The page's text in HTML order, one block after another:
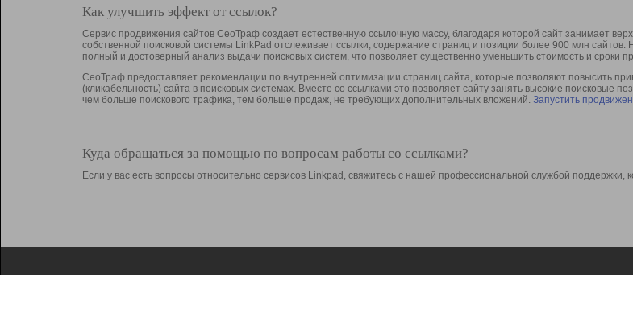
Как улучшить эффект от ссылок?
Сервис продвижения сайтов СеоТраф создает естественную ссылочную массу, благодаря которой сайт занимает
собственной поисковой системы LinkPad отслеживает ссылки, содержание страниц и позиции более 900 млн
полный и достоверный анализ выдачи поисковых систем, что позволяет существенно уменьшить стоимость и сроки
СеоТраф предоставляет рекомендации по внутренней оптимизации страниц сайта, которые позволяют повысить
(кликабельность) сайта в поисковых системах. Вместе со ссылками это позволяет сайту занять высокие поисковые
чем больше поискового трафика, тем больше продаж, не требующих дополнительных вложений. Запустить
Куда обращаться за помощью по вопросам работы со ссылками?
Если у вас есть вопросы относительно сервисов Linkpad, свяжитесь с нашей профессиональной службой